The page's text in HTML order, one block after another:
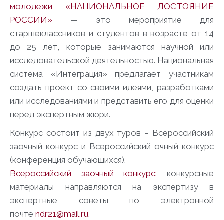
молодежи «НАЦИОНАЛЬНОЕ ДОСТОЯНИЕ
РОССИИ» — это мероприятие для
старшеклассников и студентов в возрасте от 14
до 25 лет, которые занимаются научной или
исследовательской деятельностью. Национальная
система «Интеграция» предлагает участникам
создать проект со своими идеями, разработками
или исследованиями и представить его для оценки
перед экспертным жюри.
Конкурс состоит из двух туров – Всероссийский
заочный конкурс и Всероссийский очный конкурс
(конференция обучающихся).
Всероссийский заочный конкурс: конкурсные
материалы направляются на экспертизу в
экспертные советы по электронной
почте ndr21@mail.ru.